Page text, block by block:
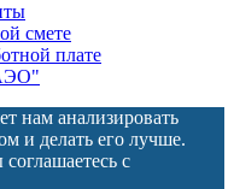
смете
плате
нам анализировать
и делать его лучше.
с